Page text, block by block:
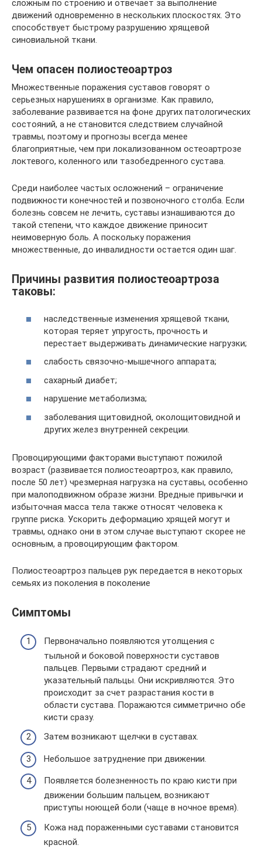
сложным по строению и отвечает за выполнение
движений одновременно в нескольких плоскостях. Это
способствует быстрому разрушению хрящевой
синовиальной ткани.
Чем опасен полиостеоартроз
Множественные поражения суставов говорят о
серьезных нарушениях в организме. Как правило,
заболевание развивается на фоне других патологических
состояний, а не становится следствием случайной
травмы, поэтому и прогнозы всегда менее
благоприятные, чем при локализованном остеоартрозе
локтевого, коленного или тазобедренного сустава.
Среди наиболее частых осложнений – ограничение
подвижности конечностей и позвоночного столба. Если
болезнь совсем не лечить, суставы изнашиваются до
такой степени, что каждое движение приносит
неимоверную боль. А поскольку поражения
множественные, до инвалидности остается один шаг.
Причины развития полиостеоартроза
таковы:
наследственные изменения хрящевой ткани,
которая теряет упругость, прочность и
перестает выдерживать динамические нагрузки;
слабость связочно-мышечного аппарата;
сахарный диабет;
нарушение метаболизма;
заболевания щитовидной, околощитовидной и
других желез внутренней секреции.
Провоцирующими факторами выступают пожилой
возраст (развивается полиостеоартроз, как правило,
после 50 лет) чрезмерная нагрузка на суставы, особенно
при малоподвижном образе жизни. Вредные привычки и
избыточная масса тела также относят человека к
группе риска. Ускорить деформацию хрящей могут и
травмы, однако они в этом случае выступают скорее не
основным, а провоцирующим фактором.
Полиостеоартроз пальцев рук передается в некоторых
семьях из поколения в поколение
Симптомы
Первоначально появляются утолщения с
тыльной и боковой поверхности суставов
пальцев. Первыми страдают средний и
указательный пальцы. Они искривляются. Это
происходит за счет разрастания кости в
области сустава. Поражаются симметрично обе
кисти сразу.
Затем возникают щелчки в суставах.
Небольшое затруднение при движении.
Появляется болезненность по краю кисти при
движении большим пальцем, возникают
приступы ноющей боли (чаще в ночное время).
Кожа над пораженными суставами становится
красной.